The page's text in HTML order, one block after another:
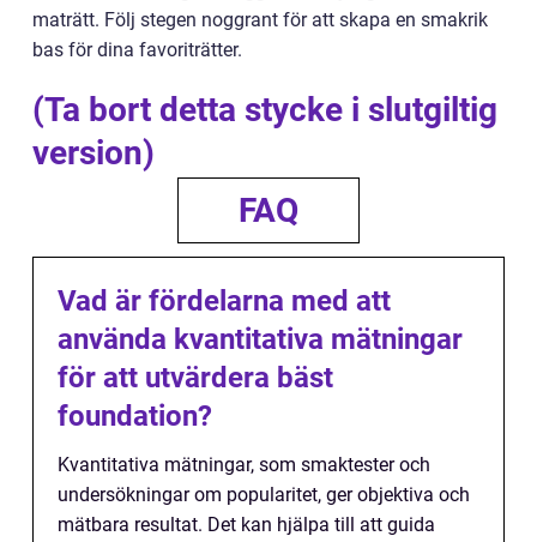
maträtt. Följ stegen noggrant för att skapa en smakrik
bas för dina favoriträtter.
(Ta bort detta stycke i slutgiltig
version)
FAQ
Vad är fördelarna med att
använda kvantitativa mätningar
för att utvärdera bäst
foundation?
Kvantitativa mätningar, som smaktester och
undersökningar om popularitet, ger objektiva och
mätbara resultat. Det kan hjälpa till att guida